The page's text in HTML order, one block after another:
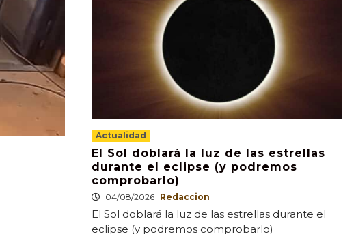
Actualidad
El Sol doblará la luz de las estrellas
durante el eclipse (y podremos
comprobarlo)
04/08/2026 Redaccion
El Sol doblará la luz de las estrellas durante el
eclipse (y podremos comprobarlo)